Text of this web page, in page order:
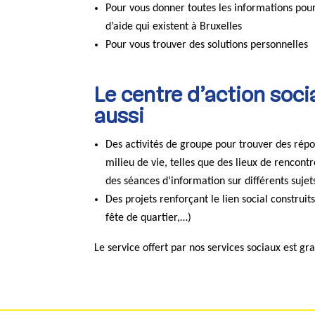
Pour vous donner toutes les informations
d’aide qui existent à Bruxelles
Pour vous trouver des solutions personnelles
Le centre d’action
aussi
Des activités de groupe pour trouver des
milieu de vie, telles que des lieux de
des séances d’information sur différents
Des projets renforçant le lien social
fête de quartier,…)
Le service offert par nos services sociaux est